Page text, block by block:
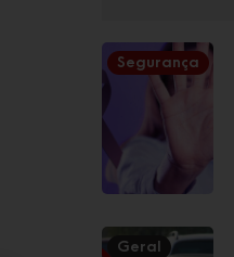
Segurança
Geral